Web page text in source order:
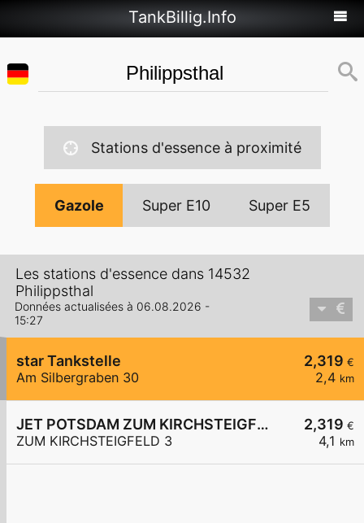
TankBillig.Info
Stations d'essence à proximité
Gazole Super E10 Super E5
Les stations d'essence dans 14532
Philippsthal
Données actualisées à 06.08.2026 -
15:27
2,319 €
2,4 km
star Tankstelle
Am Silbergraben 30
2,319 €
4,1 km
JET POTSDAM ZUM KIRCHSTEIGFELD 3
ZUM KIRCHSTEIGFELD 3